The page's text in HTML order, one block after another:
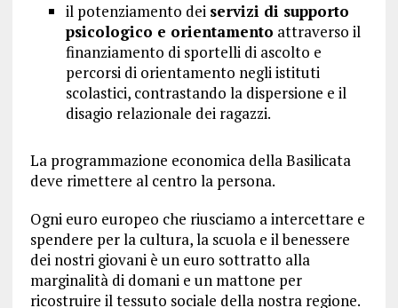
il potenziamento dei servizi di supporto
psicologico e orientamento attraverso il
finanziamento di sportelli di ascolto e
percorsi di orientamento negli istituti
scolastici, contrastando la dispersione e il
disagio relazionale dei ragazzi.
La programmazione economica della Basilicata
deve rimettere al centro la persona.
Ogni euro europeo che riusciamo a intercettare e
spendere per la cultura, la scuola e il benessere
dei nostri giovani è un euro sottratto alla
marginalità di domani e un mattone per
ricostruire il tessuto sociale della nostra regione.